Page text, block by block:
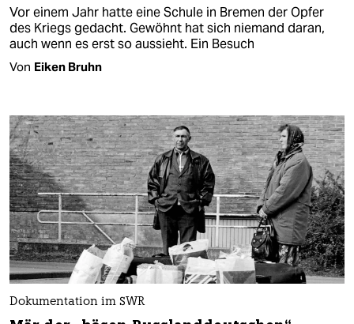
Vor einem Jahr hatte eine Schule in Bremen der Opfer
des Kriegs gedacht. Gewöhnt hat sich niemand daran,
auch wenn es erst so aussieht. Ein Besuch
Von Eiken Bruhn
Dokumentation im SWR